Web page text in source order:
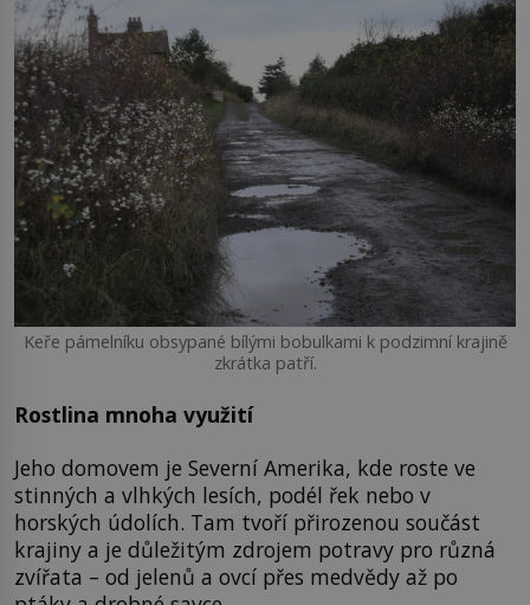
Keře pámelníku obsypané bílými bobulkami k podzimní krajině
zkrátka patří.
Rostlina mnoha využití
Jeho domovem je Severní Amerika, kde roste ve
stinných a vlhkých lesích, podél řek nebo v
horských údolích. Tam tvoří přirozenou součást
krajiny a je důležitým zdrojem potravy pro různá
zvířata – od jelenů a ovcí přes medvědy až po